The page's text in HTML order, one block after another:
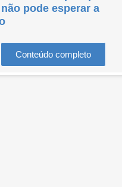
pode esperar a
Conteúdo completo